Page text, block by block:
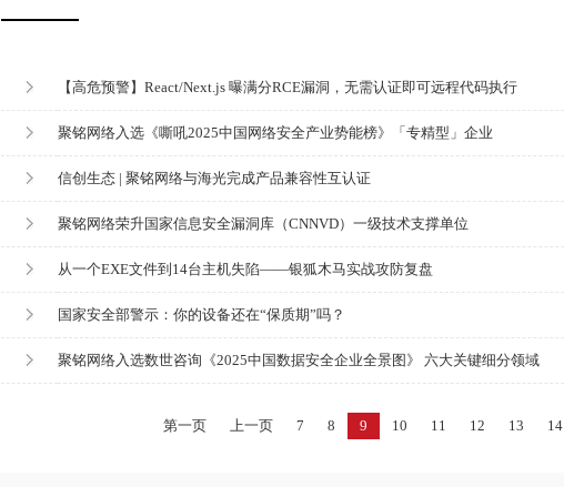
【高危预警】React/Next.js 曝满分RCE漏洞，无需认证即可远程代码执行
聚铭网络入选《嘶吼2025中国网络安全产业势能榜》「专精型」企业
信创生态 | 聚铭网络与海光完成产品兼容性互认证
聚铭网络荣升国家信息安全漏洞库（CNNVD）一级技术支撑单位
从一个EXE文件到14台主机失陷——银狐木马实战攻防复盘
国家安全部警示：你的设备还在“保质期”吗？
聚铭网络入选数世咨询《2025中国数据安全企业全景图》 六大关键细分领域
第一页 上一页 7 8 9 10 11 12 13 14